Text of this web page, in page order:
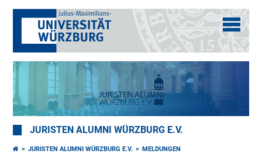
JURISTEN ALUMNI WÜRZBURG E.V.
JURISTEN ALUMNI WÜRZBURG E.V. MELDUNGEN